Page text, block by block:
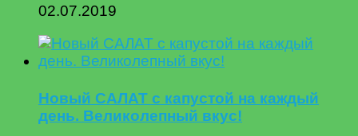
02.07.2019
Новый САЛАТ с капустой на каждый
день. Великолепный вкус!